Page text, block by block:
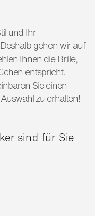
und Ihr
gehen wir auf
Ihnen die Brille,
entspricht.
Sie einen
zu erhalten!
sind für Sie